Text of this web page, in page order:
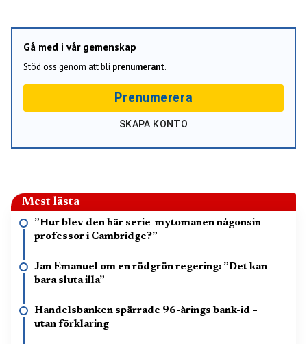
Gå med i vår gemenskap
Stöd oss genom att bli prenumerant.
Prenumerera
SKAPA KONTO
Mest lästa
”Hur blev den här serie-mytomanen någonsin
professor i Cambridge?”
Jan Emanuel om en rödgrön regering: ”Det kan
bara sluta illa”
Handelsbanken spärrade 96-årings bank-id –
utan förklaring